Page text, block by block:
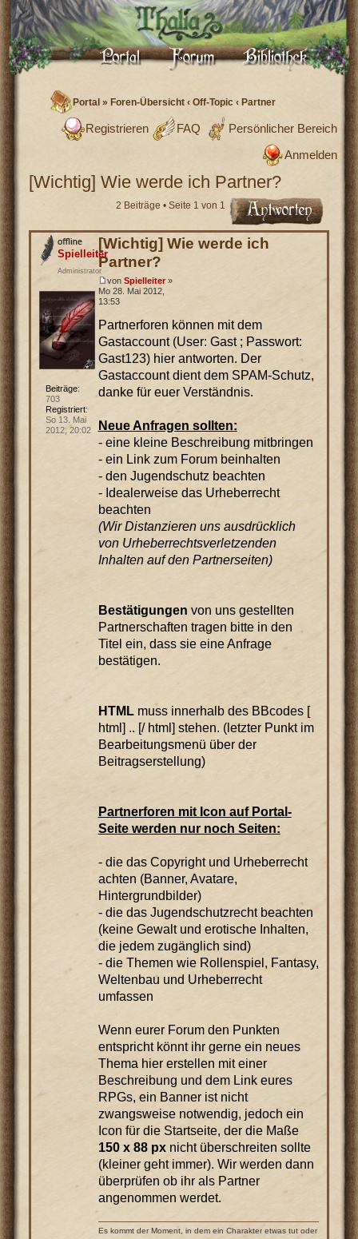
Portal »Foren-Übersicht ‹ Off-Topic ‹ Partner
Persönlicher Bereich
FAQ
Registrieren
Anmelden
[Wichtig] Wie werde ich Partner?
2 Beiträge • Seite 1 von 1
[Wichtig] Wie werde ich
Partner?
von Spielleiter»
Mo 28. Mai 2012,
13:53
Partnerforen können mit dem
Gastaccount (User: Gast ; Passwort:
Gast123) hier antworten. Der
Gastaccount dient dem SPAM-Schutz,
danke für euer Verständnis.
Neue Anfragen sollten:
- eine kleine Beschreibung mitbringen
- ein Link zum Forum beinhalten
- den Jugendschutz beachten
- Idealerweise das Urheberrecht
beachten
(Wir Distanzieren uns ausdrücklich
von Urheberrechtsverletzenden
Inhalten auf den Partnerseiten)
Bestätigungen von uns gestellten
Partnerschaften tragen bitte in den
Titel ein, dass sie eine Anfrage
bestätigen.
HTMLmuss innerhalb des BBcodes [
html] .. [/ html] stehen. (letzter Punkt im
Bearbeitungsmenü über der
Beitragserstellung)
Partnerforen mit Icon auf Portal-
Seite werden nur noch Seiten:
- die das Copyright und Urheberrecht
achten (Banner, Avatare,
Hintergrundbilder)
- die das Jugendschutzrecht beachten
(keine Gewalt und erotische Inhalten,
die jedem zugänglich sind)
- die Themen wie Rollenspiel, Fantasy,
Weltenbau und Urheberrecht
umfassen
Wenn eurer Forum den Punkten
entspricht könnt ihr gerne ein neues
Thema hier erstellen mit einer
Beschreibung und dem Link eures
RPGs, ein Banner ist nicht
zwangsweise notwendig, jedoch ein
Icon für die Startseite, der die Maße
150 x 88 pxnicht überschreiten sollte
(kleiner geht immer). Wir werden dann
überprüfen ob ihr als Partner
angenommen werdet.
Es kommt der Moment, in dem ein Charakter etwas tut oder
Spielleiter
Administrator
Beiträge:
703
Registriert:
So 13. Mai
2012, 20:02